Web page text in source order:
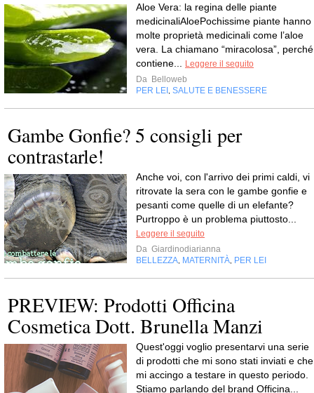
Aloe Vera: la regina delle piante
medicinaliAloePochissime piante hanno
molte proprietà medicinali come l’aloe
vera. La chiamano “miracolosa”, perché
contiene...
Leggere il seguito
Da Belloweb
PER LEI
SALUTE E BENESSERE
Gambe Gonfie? 5 consigli per
contrastarle!
Anche voi, con l'arrivo dei primi caldi, vi
ritrovate la sera con le gambe gonfie e
pesanti come quelle di un elefante?
Purtroppo è un problema piuttosto...
Leggere il seguito
Da Giardinodiarianna
BELLEZZA MATERNITÀ PER LEI
PREVIEW: Prodotti Officina
Cosmetica Dott. Brunella Manzi
Quest'oggi voglio presentarvi una serie
di prodotti che mi sono stati inviati e che
mi accingo a testare in questo periodo.
Stiamo parlando del brand Officina...